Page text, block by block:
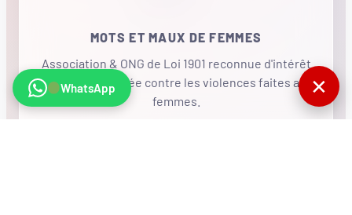
MOTS ET MAUX DE FEMMES
Association & ONG de Loi 1901 reconnue d'intérêt
général, mobilisée contre les violences faites aux
femmes.
WhatsApp ✕